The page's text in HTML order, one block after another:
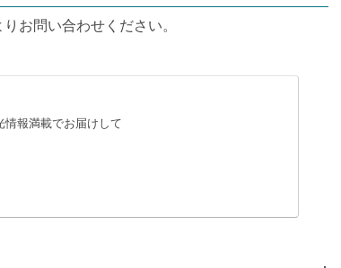
お問い合わせください。
情報満載でお届けして